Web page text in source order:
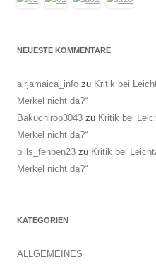
NEUESTE KOMMENTARE
airjamaica_info zu Kritik bei
Merkel nicht da?“
Bakuchirop3043 zu Kritik bei
Merkel nicht da?“
pills_fenben23 zu Kritik bei
Merkel nicht da?“
KATEGORIEN
ALLGEMEINES